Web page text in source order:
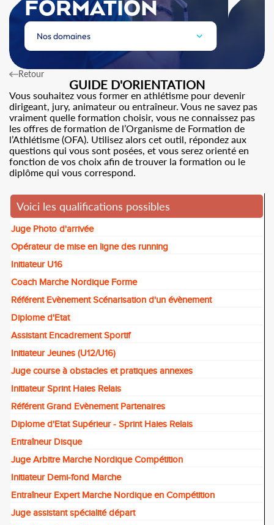
FORMATION
Nos domaines
Retour
GUIDE D'ORIENTATION
Vous souhaitez vous former en athlétisme pour devenir
dirigeant, jury, animateur ou entraîneur. Vous ne savez pas
vraiment quelle formation choisir, vous ne connaissez pas
les offres de formation de l’Organisme de Formation de
l’Athlétisme (OFA). Utilisez alors cet outil, répondez aux
questions qui vous sont posées, et vous serez orienté en
fonction de vos choix afin de trouver la formation ou le
diplôme qui vous correspond.
Voici les qualifications possibles
Juge Photo d'arrivée
Opérateur de mise en ligne des running
Initiateur U16
Coach Marche Nordique Forme
Référent Evènement Scénarisation d'un évènement
Diplome d'Etat
Assistant Encadrement Sportif
Initiateur Jeunes (U12/U16)
Juge course à obstacles et pratiques annexes
Initiateur Sprint Haies Relais
Référent Grand Evènement Partenaires
Diplome d'Etat Supérieur - Sprint Haies Relais
Entraîneur Disque
Juge Arbitre Marche Nordique Compétition
Initiateur Demi-fond Marche
Entraîneur Expert Marche Nordique en Compétition
Juge assistant spécialité départ